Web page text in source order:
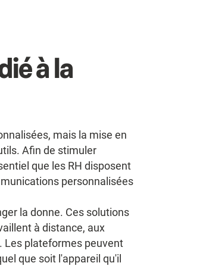
à la
mais la mise en
Afin de stimuler
que les RH disposent
personnalisées
la donne. Ces solutions
à distance, aux
Les plateformes peuvent
que soit l'appareil qu'il